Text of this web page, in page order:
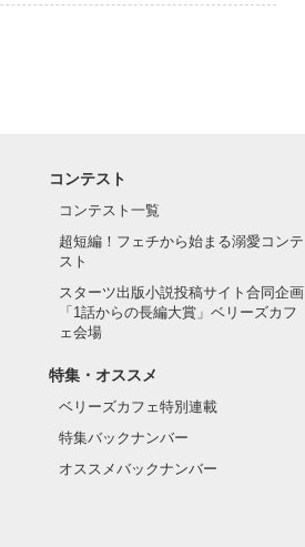
コンテスト
コンテスト一覧
超短編！フェチから始まる溺愛コンテ
スト
スターツ出版小説投稿サイト合同企画
「1話からの長編大賞」ベリーズカフ
ェ会場
特集・オススメ
ベリーズカフェ特別連載
特集バックナンバー
オススメバックナンバー